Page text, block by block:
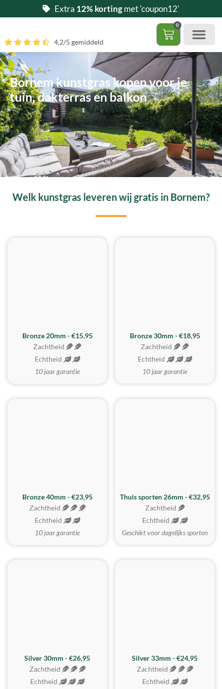
naar
inhoud
Extra 12% kortingmet 'coupon12'
0
4,2/5 gemiddeld
Bornem kunstgras kopen voor je
tuin, dakterras en balkon
Welk kunstgras leveren wij gratis in Bornem?
Bronze 20mm - €15,95
Zachtheid
Echtheid
10 jaar garantie
BESTE KOOP
Bronze 30mm - €18,95
Zachtheid
Echtheid
10 jaar garantie
Bronze 40mm - €23,95
Zachtheid
Echtheid
10 jaar garantie
Thuis sporten 26mm - €32,95
Zachtheid
Echtheid
Geschikt voor dagelijks sporten
Silver 30mm - €26,95
Zachtheid
Echtheid
Silver 33mm - €24,95
Zachtheid
Echtheid